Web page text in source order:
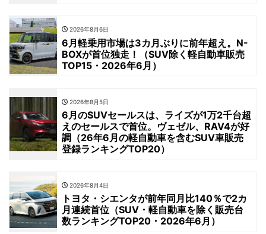
2026年8月6日
6月軽乗用市場は3カ月ぶりに前年超え。N-
BOXが首位独走！（SUV除く軽自動車販売
TOP15・2026年6月）
2026年8月5日
6月のSUVセールスは、ライズが1万2千台超
えのセールスで首位。ヴェゼル、RAV4が好
調（26年6月の軽自動車を含むSUV車販売
登録ランキングTOP20）
2026年8月4日
トヨタ・シエンタが前年同月比140％で2カ
月連続首位（SUV・軽自動車を除く販売台
数ランキングTOP20・2026年6月）